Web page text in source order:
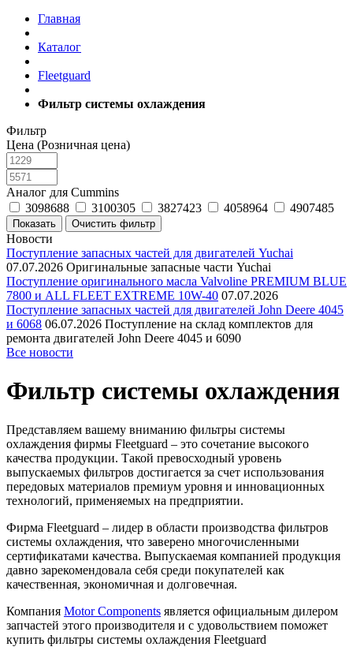
Главная
Каталог
Fleetguard
Фильтр системы охлаждения
Фильтр
Цена (Розничная цена)
Аналог для Cummins
3098688
3100305 3827423 4058964 4907485
Новости
Поступление запасных частей для двигателей Yuchai
07.07.2026 Оригинальные запасные части Yuchai
Поступление оригинального масла Valvoline PREMIUM BLUE
7800 и ALL FLEET EXTREME 10W-40 07.07.2026
Поступление запасных частей для двигателей John Deere 4045
и 6068 06.07.2026 Поступление на склад комплектов для
ремонта двигателей John Deere 4045 и 6090
Все новости
Фильтр системы охлаждения
Представляем вашему вниманию фильтры системы
охлаждения фирмы Fleetguard – это сочетание высокого
качества продукции. Такой превосходный уровень
выпускаемых фильтров достигается за счет использования
передовых материалов премиум уровня и инновационных
технологий, применяемых на предприятии.
Фирма Fleetguard – лидер в области производства фильтров
системы охлаждения, что заверено многочисленными
сертификатами качества. Выпускаемая компанией продукция
давно зарекомендовала себя среди покупателей как
качественная, экономичная и долговечная.
Компания Motor Components является официальным дилером
запчастей этого производителя и с удовольствием поможет
купить фильтры системы охлаждения Fleetguard